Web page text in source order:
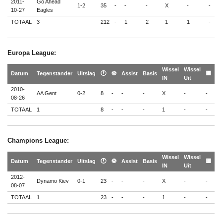
2011-
10-27
Go Ahead
Eagles
1-2 35 - - - X - -
TOTAAL 3 212 - 1 2 1 1 -
Europa League:
Datum Tegenstander Uitslag 🕐 ⚽ Assist Basis
Wissel
IN
Wissel
Uit
🟨
2010-
08-26
AA Gent 0-2 8 - - - X - -
TOTAAL 1 8 - - - 1 - -
Champions League:
Datum Tegenstander Uitslag 🕐 ⚽ Assist Basis
Wissel
IN
Wissel
Uit
🟨
2012-
08-07
Dynamo Kiev 0-1 23 - - - X - -
TOTAAL 1 23 - - - 1 - -